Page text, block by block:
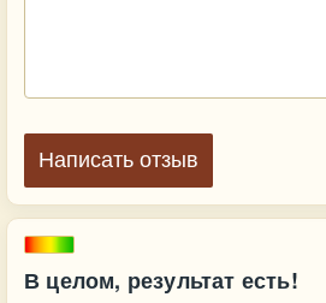
В целом, результат есть!
Написать отзыв